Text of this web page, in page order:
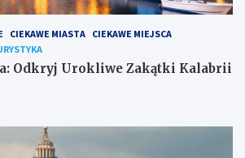
CIEKAWE MIASTA CIEKAWE MIEJSCA
Odkryj Urokliwe Zakątki Kalabrii